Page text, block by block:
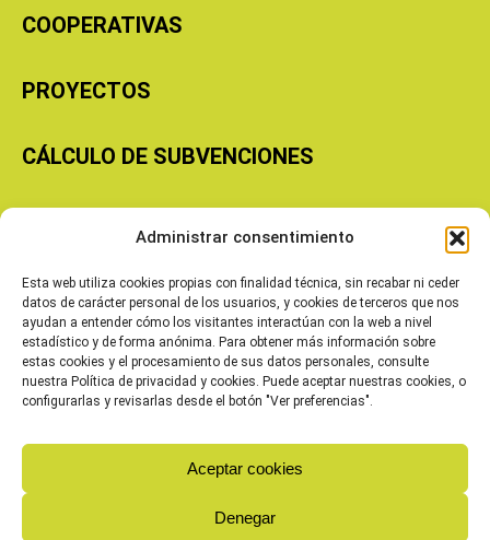
Administrar consentimiento
Esta web utiliza cookies propias con finalidad técnica, sin recabar ni ceder
datos de carácter personal de los usuarios, y cookies de terceros que nos
ayudan a entender cómo los visitantes interactúan con la web a nivel
estadístico y de forma anónima. Para obtener más información sobre
estas cookies y el procesamiento de sus datos personales, consulte
nuestra Política de privacidad y cookies. Puede aceptar nuestras cookies, o
configurarlas y revisarlas desde el botón "Ver preferencias".
Aceptar cookies
Denegar
COOPERATIVAS
PROYECTOS
CÁLCULO DE SUBVENCIONES